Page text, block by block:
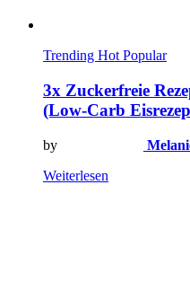
Trending Hot Popular
3x Zuckerfreie
(Low-Carb
by
Weiterlesen